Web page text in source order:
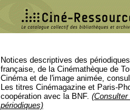
Notices descriptives des
française, de la Cinémathèque de
Cinéma et de l'image animée,
Les titres Cinémagazine et Paris-
coopération avec la BNF.
périodiques)